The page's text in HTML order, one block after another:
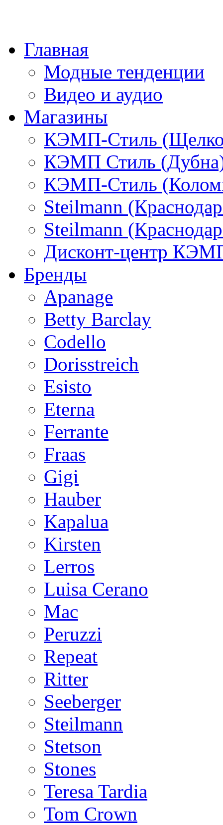
Главная
Модные тенденции
Видео и аудио
Магазины
КЭМП-Стиль
КЭМП Стиль
КЭМП-Стиль
Steilmann
Steilmann
Дисконт-центр
Бренды
Apanage
Betty Barclay
Codello
Dorisstreich
Esisto
Eterna
Ferrante
Fraas
Gigi
Hauber
Kapalua
Kirsten
Lerros
Luisa Cerano
Mac
Peruzzi
Repeat
Ritter
Seeberger
Steilmann
Stetson
Stones
Teresa Tardia
Tom Crown